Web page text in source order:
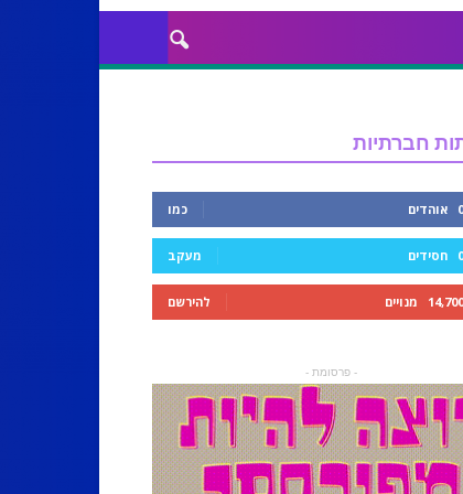
חברתיות
0 אוהדים כמו
0 חסידים מעקב
14,700 מנויים להירשם
- פרסומת -